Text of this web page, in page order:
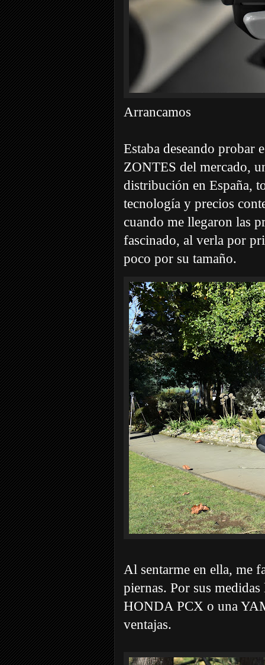
Arrancamos
Estaba deseando probar
ZONTES del mercado,
distribución en España,
tecnología y precios
cuando me llegaron las
fascinado, al verla por
poco por su tamaño.
Al sentarme en ella, me
piernas. Por sus
HONDA PCX o una
ventajas.